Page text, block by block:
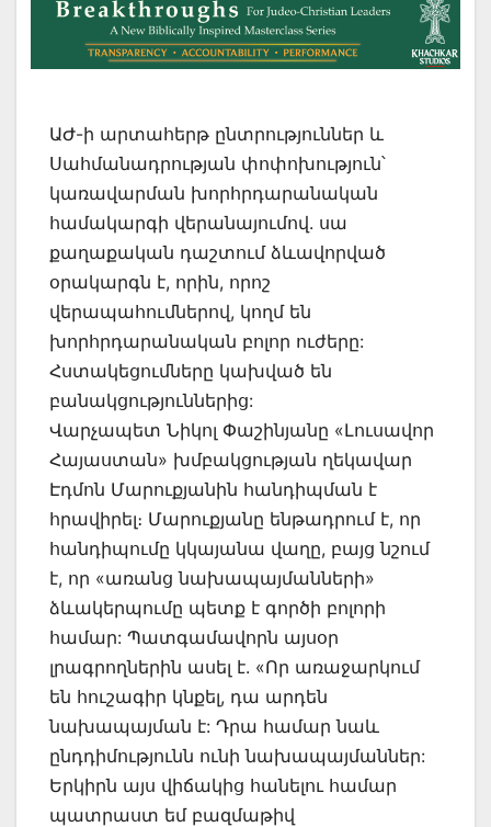
ԱԺ-ի արտահերթ ընտրություններ և
Սահմանադրության փոփոխություն՝
կառավարման խորհրդարանական
համակարգի վերանայումով. սա
քաղաքական դաշտում ձևավորված
օրակարգն է, որին, որոշ
վերապահումներով, կողմ են
խորհրդարանական բոլոր ուժերը:
Հստակեցումները կախված են
բանակցություններից:
Վարչապետ Նիկոլ Փաշինյանը «Լուսավոր
Հայաստան» խմբակցության ղեկավար
Էդմոն Մարուքյանին հանդիպման է
հրավիրել։ Մարուքյանը ենթադրում է, որ
հանդիպումը կկայանա վաղը, բայց նշում
է, որ «առանց նախապայմանների»
ձևակերպումը պետք է գործի բոլորի
համար: Պատգամավորն այսօր
լրագրողներին ասել է. «Որ առաջարկում
են հուշագիր կնքել, դա արդեն
նախապայման է: Դրա համար նաև
ընդդիմությունն ունի նախապայմաններ:
Երկիրն այս վիճակից հանելու համար
պատրաստ եմ բազմաթիվ